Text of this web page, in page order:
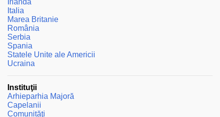
Italia
Marea Britanie
România
Serbia
Spania
Statele Unite ale Americii
Ucraina
Instituţii
Arhieparhia Majoră
Capelanii
Comunităţi